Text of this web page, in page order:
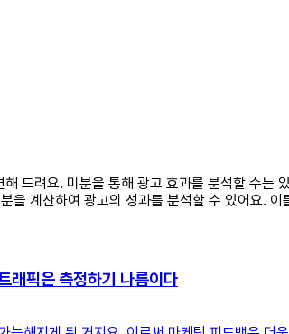
해 드려요. 미분을 통해 광고 효과를 분석할 수
을 계산하여 광고의 성과를 분석할 수 있어요.
래픽은 측정하기 나름이다